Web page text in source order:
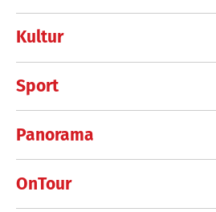
Kultur
Sport
Panorama
OnTour